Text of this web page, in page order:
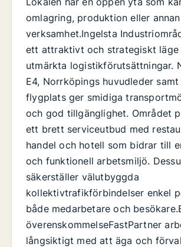
omlagring, produktion eller annan
verksamhet.Ingelsta
ett attraktivt och strategiskt läge
utmärkta logistikförutsättningar.
E4, Norrköpings huvudleder
flygplats ger smidiga
och god tillgänglighet. Området
ett brett serviceutbud med
handel och hotell som bidrar till
och funktionell arbetsmiljö.
säkerställer välutbyggda
kollektivtrafikförbindelser enkel
både medarbetare och
överenskommelseFastPartner
långsiktigt med att äga och